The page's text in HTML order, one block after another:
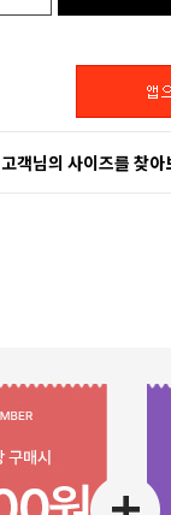
고객님의 사이즈를 찾아